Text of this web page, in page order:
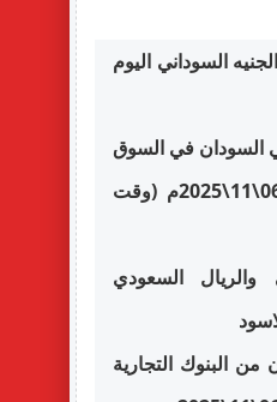
السوداني اليوم
السودان في السوق
الموازي اليوم الخميس 06\11\2025م (وقت
والريال السعودي
من البنوك التجارية